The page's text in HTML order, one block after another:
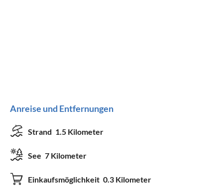
Anreise und Entfernungen
Strand 1.5 Kilometer
See 7 Kilometer
Einkaufsmöglichkeit 0.3 Kilometer